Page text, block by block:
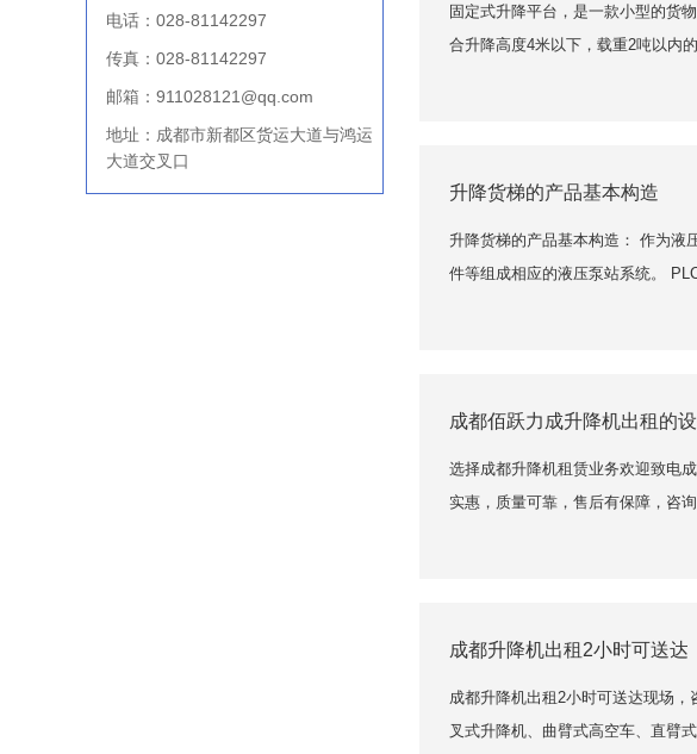
电话： 028-81142297
传真： 028-81142297
邮箱： 911028121@qq.com
地址： 成都市新都区货运大道与鸿运
大道交叉口
固定式升降平台，是一款小型的货
合升降高度4米以下，载重2吨以内
升降货梯的产品基本构造
升降货梯的产品基本构造： 作为液
件等组成相应的液压泵站系统。
成都佰跃力成升降机出租的
选择成都升降机租赁业务欢迎致电
实惠，质量可靠，售后有保障，咨
成都升降机出租2小时可送达
成都升降机出租2小时可送达现场
叉式升降机、曲臂式高空车、直臂